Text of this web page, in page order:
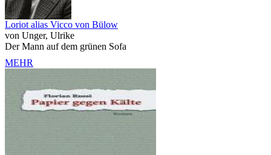
Loriot alias Vicco von Bülow
von Unger, Ulrike
Der Mann auf dem grünen Sofa
MEHR